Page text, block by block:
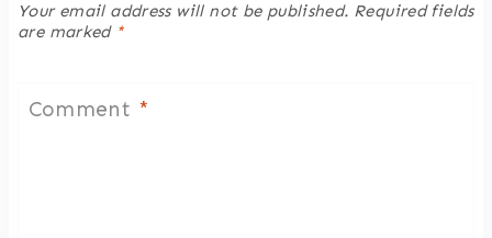
Your email address will not be published. Required fields
are marked *
Comment *